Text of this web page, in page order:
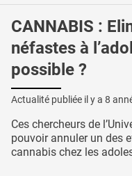
CANNABIS :
néfastes à
possible ?
Actualité publiée il y a 8
Ces chercheurs de
pouvoir annuler un des
cannabis chez les